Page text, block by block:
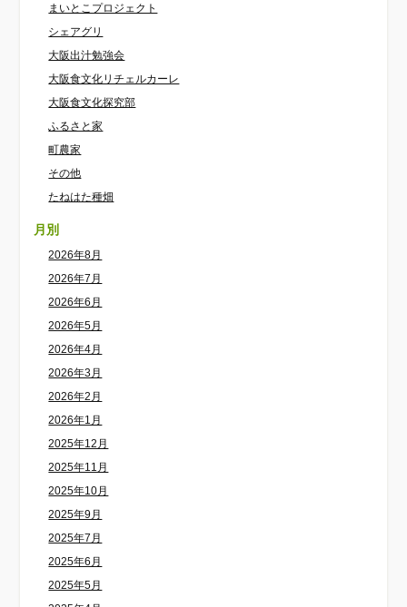
まいとこプロジェクト
シェアグリ
大阪出汁勉強会
大阪食文化リチェルカーレ
大阪食文化探究部
ふるさと家
町農家
その他
たねはた種畑
月別
2026年8月
2026年7月
2026年6月
2026年5月
2026年4月
2026年3月
2026年2月
2026年1月
2025年12月
2025年11月
2025年10月
2025年9月
2025年7月
2025年6月
2025年5月